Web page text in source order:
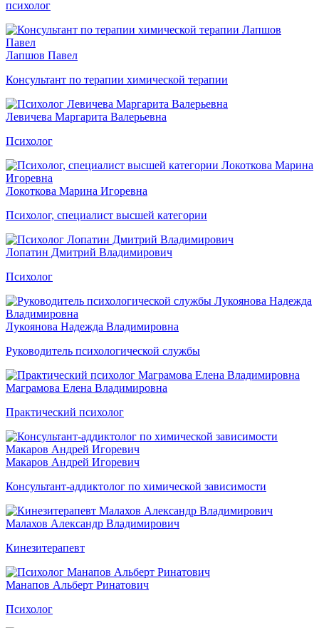
психолог
Лапшов Павел
Консультант по терапии химической терапии
Левичева Маргарита Валерьевна
Психолог
Локоткова Марина Игоревна
Психолог, специалист высшей категории
Лопатин Дмитрий Владимирович
Психолог
Лукоянова Надежда Владимировна
Руководитель психологической службы
Маграмова Елена Владимировна
Практический психолог
Макаров Андрей Игоревич
Консультант-аддиктолог по химической зависимости
Малахов Александр Владимирович
Кинезитерапевт
Манапов Альберт Ринатович
Психолог